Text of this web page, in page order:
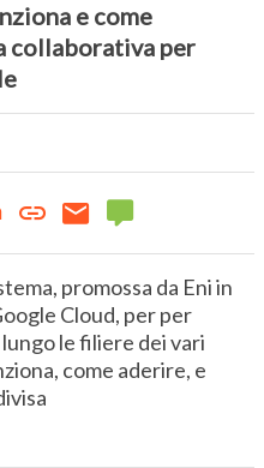
e come
collaborativa per
promossa da Eni in
Cloud, per per
le filiere dei vari
come aderire, e